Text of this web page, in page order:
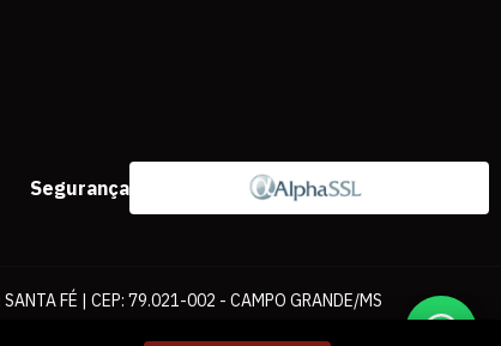
Segurança
FÉ | CEP: 79.021-002 - CAMPO GRANDE/MS